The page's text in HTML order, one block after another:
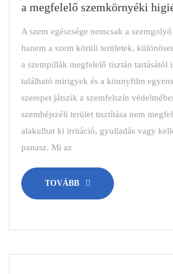
a megfelelő szemkörnyéki
A szem egészsége nemcsak a
hanem a szem körüli területek,
a szempillák megfelelő tisztán tartásától
található mirigyek és a könnyfilm
szerepet játszik a szemfelszín
szemhéjszéli terület tisztítása nem
alakulhat ki irritáció, gyulladás vagy
panasz. Mi az
TOVÁBB